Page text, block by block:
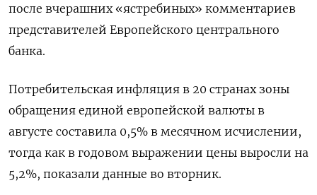
после вчерашних «ястребиных» комментариев
представителей Европейского центрального
банка.
Потребительская инфляция в 20 странах зоны
обращения единой европейской валюты в
августе составила 0,5% в месячном исчислении,
тогда как в годовом выражении цены выросли на
5,2%, показали данные во вторник.